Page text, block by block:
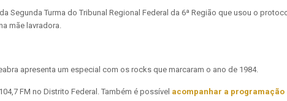
Segunda Turma do Tribunal Regional Federal da 6ª Região que usou o
mãe lavradora.
apresenta um especial com os rocks que marcaram o ano de 1984.
FM no Distrito Federal. Também é possível acompanhar a programação